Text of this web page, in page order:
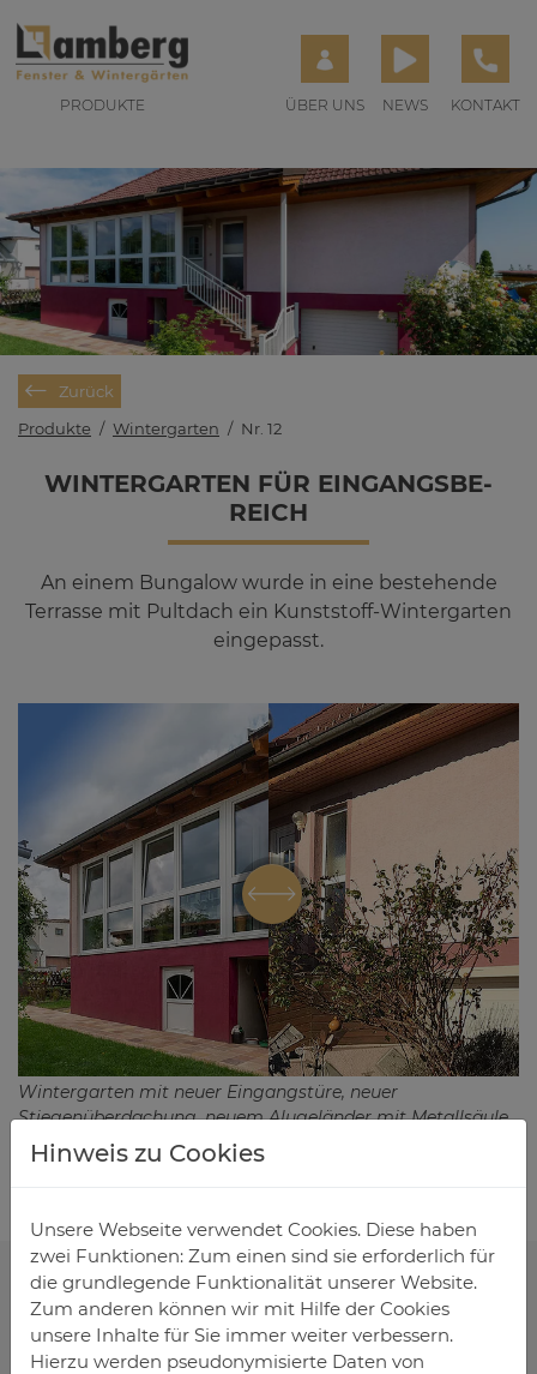
PRODUKTE ÜBER UNS NEWS KONTAKT
Zurück
Produkte / Wintergarten / Nr. 12
WIN­TER­GAR­TEN FÜR EIN­GANGS­BE­
REICH
An einem Bungalow wurde in eine bestehende
Terrasse mit Pultdach ein Kunststoff-Wintergarten
eingepasst.
Wintergarten mit neuer Eingangstüre, neuer
Stiegenüberdachung, neuem Alugeländer mit Metallsäule
und neuen Fliesen. Das bestehende Holzgeländer mit
Holzsäulen wurde entfernt.
Hinweis zu Cookies
Unsere Webseite verwendet Cookies. Diese haben
zwei Funktionen: Zum einen sind sie erforderlich für
die grundlegende Funktionalität unserer Website.
Zum anderen können wir mit Hilfe der Cookies
unsere Inhalte für Sie immer weiter verbessern.
Hierzu werden pseudonymisierte Daten von